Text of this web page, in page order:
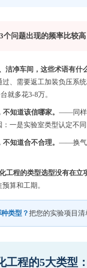
问题出现的频率比较高
洁净车间，这些术语有什
、需要返工加装负压系
就多花3-8万。
知道该信哪家。 ——同样
一是实验室类型认定不
知道合不合理。 ——换气
工程的类型选型没有在立
算和工期。
类型？ 把您的实验项目清
工程的5大类型